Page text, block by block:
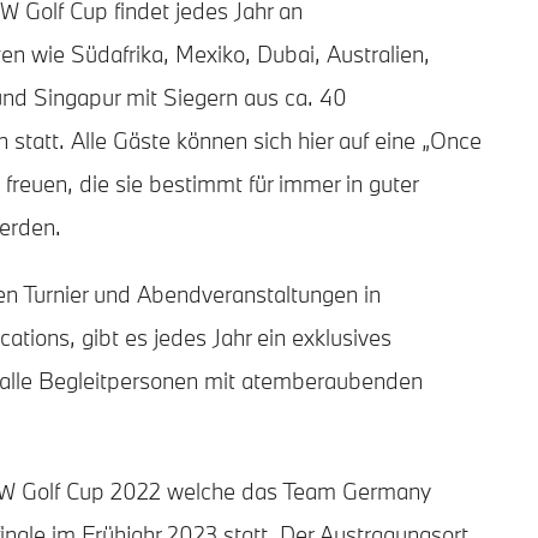
Golf Cup findet jedes Jahr an
wie Südafrika, Mexiko, Dubai, Australien,
Singapur mit Siegern aus ca. 40
statt. Alle Gäste können sich hier auf eine „Once
die sie bestimmt für immer in guter
Turnier und Abendveranstaltungen in
gibt es jedes Jahr ein exklusives
Begleitpersonen mit atemberaubenden
Golf Cup 2022 welche das Team Germany